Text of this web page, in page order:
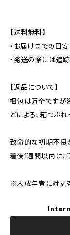
【送料無料】
・お届けまでの目
・発送の際には追
【返品について】
梱包は万全ですが
どによる、箱つぶれ
致命的な初期不良
着後1週間以内にご
※未成年者に対す